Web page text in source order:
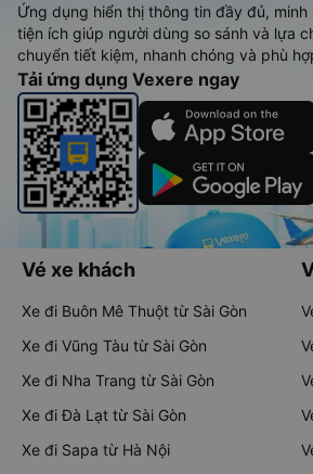
Ứng dụng hiển thị thông tin đầy đủ,
tiện ích giúp người dùng so sánh và lựa
chuyển tiết kiệm, nhanh chóng và phù
Tải ứng dụng Vexere ngay
Vé xe khách
Xe đi Buôn Mê Thuột từ Sài Gòn
Xe đi Vũng Tàu từ Sài Gòn
Xe đi Nha Trang từ Sài Gòn
Xe đi Đà Lạt từ Sài Gòn
Xe đi Sapa từ Hà Nội